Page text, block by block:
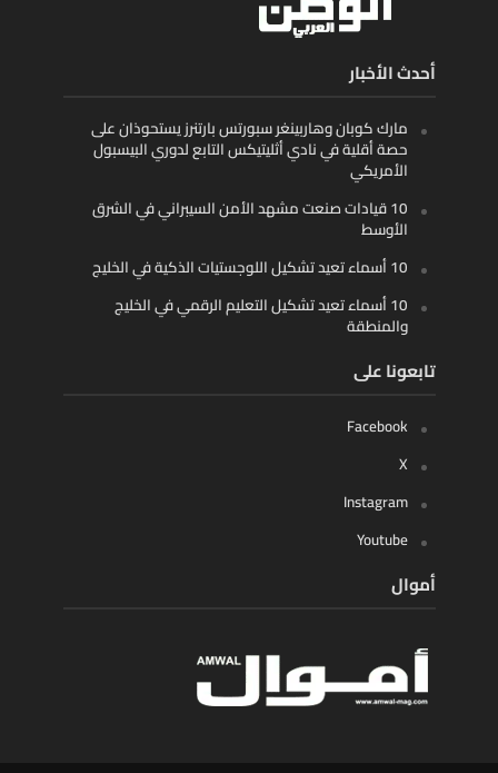
أحدث الأخبار
مارك كوبان وهاربينغر سبورتس بارتنرز يستحوذان على
حصة أقلية في نادي أثليتيكس التابع لدوري البيسبول
الأمريكي
10 قيادات صنعت مشهد الأمن السيبراني في الشرق
الأوسط
10 أسماء تعيد تشكيل اللوجستيات الذكية في الخليج
10 أسماء تعيد تشكيل التعليم الرقمي في الخليج
والمنطقة
تابعونا على
Facebook
X
Instagram
Youtube
أموال